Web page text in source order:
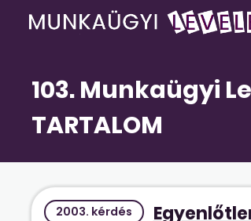
103. Munkaügyi
TARTALOM
2003. kérdés